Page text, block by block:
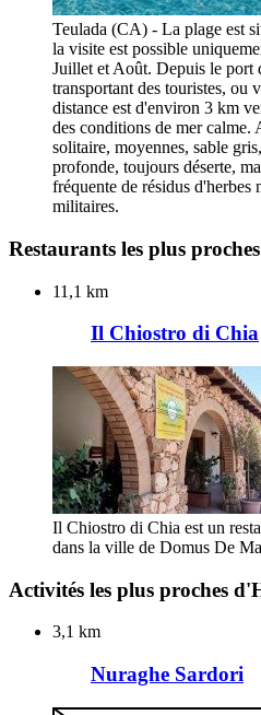
Teulada (CA) - La plage est
la visite est possible
Juillet et Août. Depuis le port
transportant des touristes, ou
distance est d'environ 3 km
des conditions de mer calme.
solitaire, moyennes, sable
profonde, toujours déserte,
fréquente de résidus d'herbes
militaires.
Restaurants les plus
11,1 km
Il Chiostro di Chia
Il Chiostro di Chia est un
dans la ville de Domus De
Activités les plus proches
3,1 km
Nuraghe Sardori